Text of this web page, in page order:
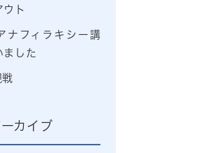
ト
ナフィラキシー講
ました
戦
カイブ